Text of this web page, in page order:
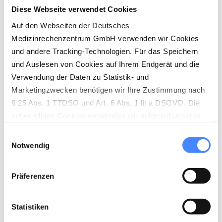
Diese Webseite verwendet Cookies
Auf den Webseiten der Deutsches
Medizinrechenzentrum GmbH verwenden wir Cookies
und andere Tracking-Technologien. Für das Speichern
und Auslesen von Cookies auf Ihrem Endgerät und die
Verwendung der Daten zu Statistik- und
Marketingzwecken benötigen wir Ihre Zustimmung nach
§ 25 Abs. 1 TTDSG und Art. 6 Abs. 1 lit a DSGVO. Die
Herstellung der vollständigen Funktionalität unserer
notwendigen Cookies werden nur gesetzt, wenn eine
lit. a DSGVO). Die Einwilligung wird über den sog.
Notwendig
Präferenzen
Statistiken